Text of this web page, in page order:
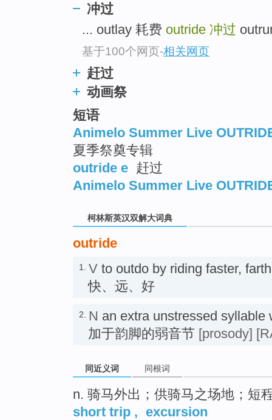
冲过
... outlay 耗费 outride 冲过
基于100个网页-相关网页
赶过
动画祭
短语
Animelo Summer Live
夏季祭奠专辑
outride e 赶过
Animelo Summer Live
柯林斯英汉双解大词典
outride
1. V to outdo by riding faster,
快、远、好
2. N an extra unstressed syllable
加于韵脚的弱音节 [prosody]
同近义词 同根词
n. 骑马外出；供骑马之场地；短
short trip , excursion